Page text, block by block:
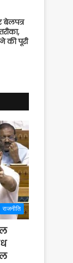
बेलपत्र
की पूरी
राजनीति